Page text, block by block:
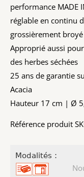
performance MADE
réglable en continu
grossièrement broyé
Approprié aussi
des herbes séchées
25 ans de garantie
Acacia
Hauteur 17 cm | Ø
Référence produit
Modalités :